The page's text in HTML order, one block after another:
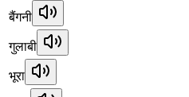
बैंगनी
गुलाबी
भूरा